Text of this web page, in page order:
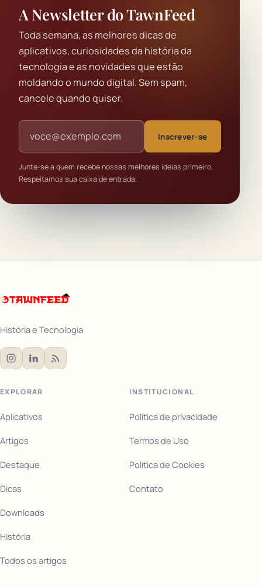
A Newsletter do TawnFeed
Toda semana, as melhores dicas de
aplicativos, curiosidades da história da
tecnologia e as novidades que estão
moldando o mundo digital. Sem spam,
cancele quando quiser.
Endereço de e-mail
Inscrever-se
Junte-se a quem recebe nossas melhores ideias primeiro.
Respeitamos sua caixa de entrada.
História e Tecnologia
EXPLORAR
Aplicativos
Artigos
Destaque
Dicas
Downloads
História
Todos os artigos
INSTITUCIONAL
Política de privacidade
Termos de Uso
Política de Cookies
Contato